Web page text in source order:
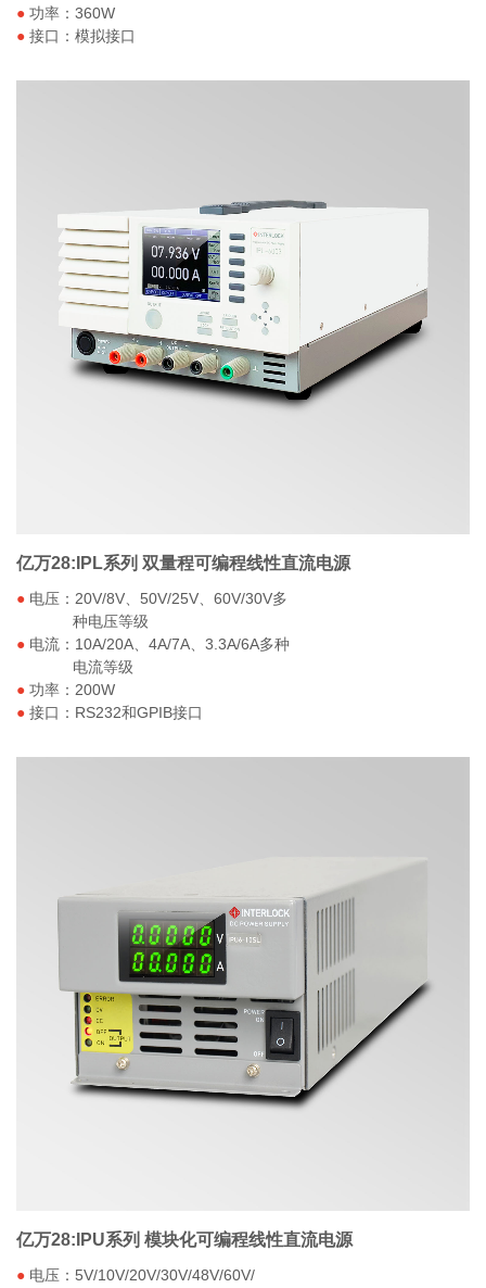
● 功率：360W
● 接口：模拟接口
IPL系列 双量程可编程线性直流电源
亿万28:IPL系列 双量程可编程线性直流电源
● 电压：20V/8V、50V/25V、60V/30V多
种电压等级
● 电流：10A/20A、4A/7A、3.3A/6A多种
电流等级
● 功率：200W
● 接口：RS232和GPIB接口
IPU系列 模块化可编程线性直流电源
亿万28:IPU系列 模块化可编程线性直流电源
● 电压：5V/10V/20V/30V/48V/60V/